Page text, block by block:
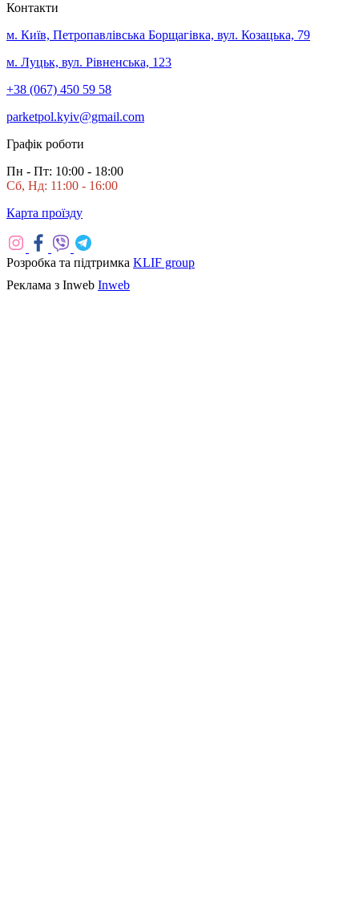
Контакти
м. Київ, Петропавлівська Борщагівка, вул. Козацька, 79
м. Луцьк, вул. Рівненська, 123
+38 (067) 450 59 58
parketpol.kyiv@gmail.com
Графік роботи
Пн - Пт: 10:00 - 18:00
Сб, Нд: 11:00 - 16:00
Карта проїзду
Розробка та підтримка KLIF group
Реклама з Inweb Inweb